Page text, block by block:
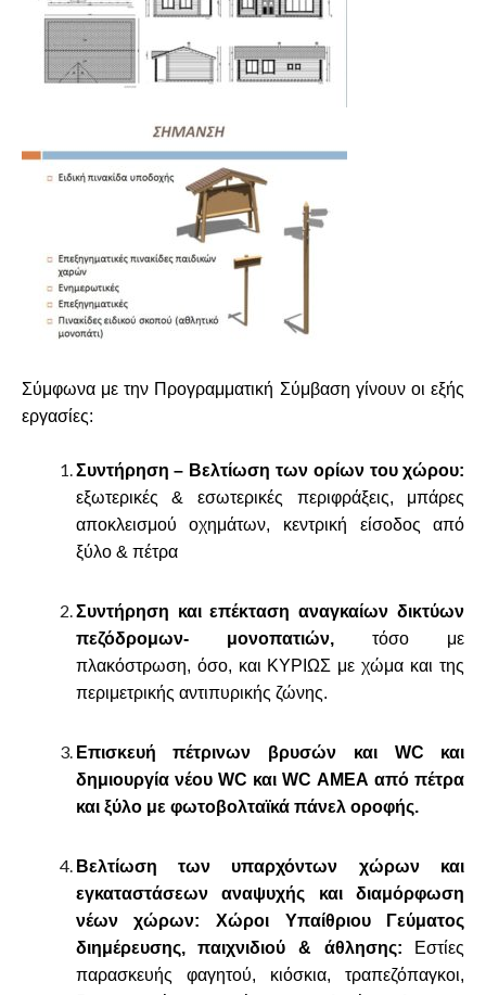
Σύμφωνα με την Προγραμματική Σύμβαση γίνουν οι εξής
εργασίες:
Συντήρηση – Βελτίωση των ορίων του χώρου:
εξωτερικές & εσωτερικές περιφράξεις, μπάρες
αποκλεισμού οχημάτων, κεντρική είσοδος από
ξύλο & πέτρα
Συντήρηση και επέκταση αναγκαίων δικτύων
πεζόδρομων- μονοπατιών,τόσο με
πλακόστρωση, όσο, και ΚΥΡΙΩΣ με χώμα και της
περιμετρικής αντιπυρικής ζώνης.
Επισκευή πέτρινων βρυσών και WC και
δημιουργία νέου WC καιWC ΑΜΕΑ από πέτρα
και ξύλο με φωτοβολταϊκά πάνελ οροφής.
Βελτίωση των υπαρχόντων χώρων και
εγκαταστάσεων αναψυχής και διαμόρφωση
νέων χώρων: Χώροι Υπαίθριου Γεύματος
διημέρευσης, παιχνιδιού & άθλησης: Εστίες
παρασκευής φαγητού, κιόσκια, τραπεζόπαγκοι,